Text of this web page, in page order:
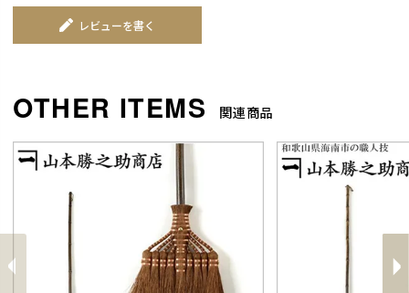
レビューを書く
関連商品
前
へ 次
へ